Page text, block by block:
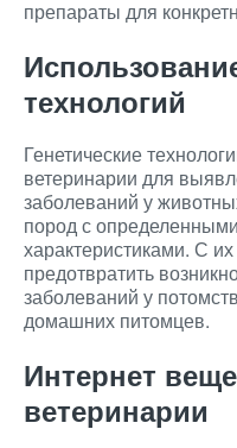
препараты для
технологий
Генетические
ветеринарии для
заболеваний у
пород с
характеристиками. С
предотвратить
заболеваний у
домашних питомцев.
Интернет
ветеринарии